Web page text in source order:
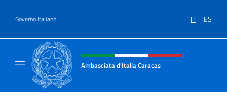
Governo Italiano IT ES
Intestazione sito, social e menù
Ambasciata d'Italia Caracas